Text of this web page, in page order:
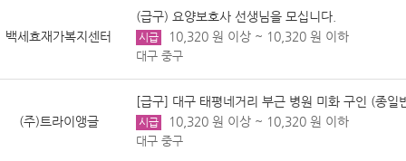
백세효재가복지센터
(급구) 요양보호사 선생님을 모십니다.
시급 10,320 원 이상 ~ 10,320 원 이하
대구 중구
(주)트라이앵글
[급구] 대구 태평네거리 부근 병원 미화 구인 (종일
시급 10,320 원 이상 ~ 10,320 원 이하
대구 중구